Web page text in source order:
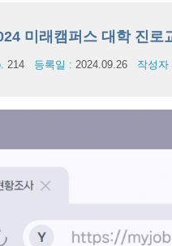
미래캠퍼스 대학 진로
214 등록일 : 2024.09.26 작성